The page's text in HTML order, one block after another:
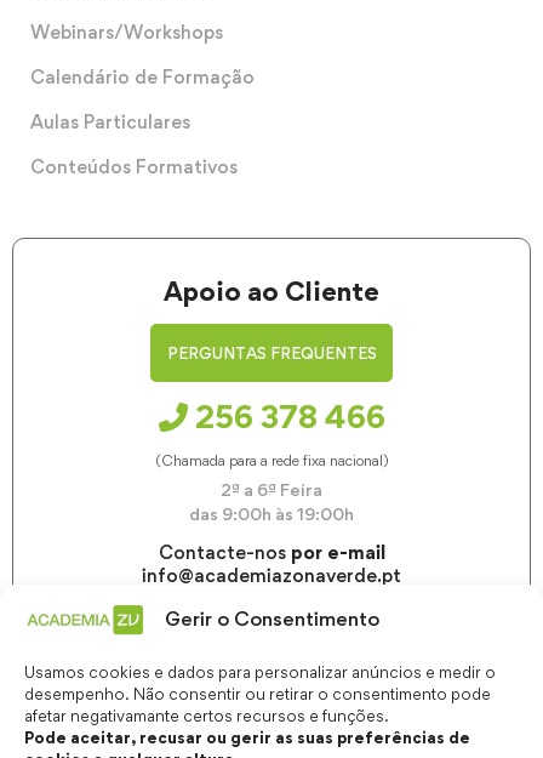
Gerir o Consentimento
Usamos cookies e dados para personalizar anúncios e medir o
desempenho. Não consentir ou retirar o consentimento pode
afetar negativamante certos recursos e funções.
Pode aceitar, recusar ou gerir as suas preferências de
Webinars/Workshops
Calendário de Formação
Aulas Particulares
Conteúdos Formativos
Apoio ao Cliente
PERGUNTAS FREQUENTES
256 378 466
(Chamada para a rede fixa nacional)
2ª a 6ª Feira
das 9:00h às 19:00h
Contacte-nos por e-mail
info@academiazonaverde.pt